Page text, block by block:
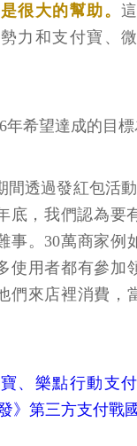
很大的幫助。
力和支付寶、
年希望達成的目標
間透過發紅包活
底，我們認為要
事。30萬商家例
使用者都有參加
們來店裡消費，
、樂點行動支
》第三方支付戰